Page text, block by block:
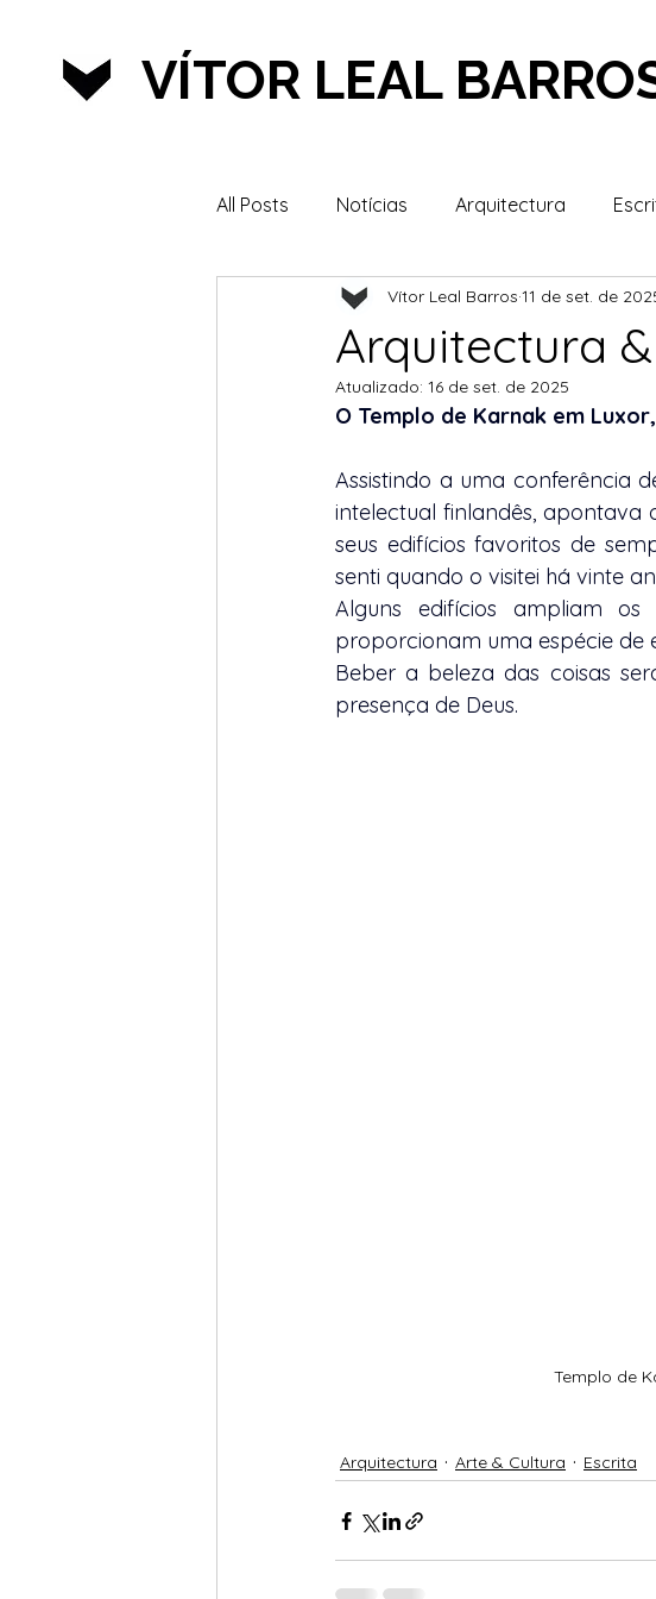
VÍTOR LEAL
All Posts Notícias Arquitectura
Lazer & Desporto
Arquitectura
Vítor Leal Barros 11 de set. de
Atualizado: 16 de set. de 2025
O Templo de Karnak em
Assistindo a uma conferência
intelectual finlandês, apontava
seus edifícios favoritos de
senti quando o visitei há vinte
Alguns edifícios ampliam
proporcionam uma espécie de
Beber a beleza das coisas
presença de Deus.
Templo de
Arquitectura Arte & Cultura Escrita